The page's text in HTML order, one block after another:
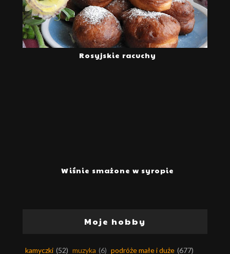
Rosyjskie racuchy
Wiśnie smażone w syropie
Moje hobby
kamyczki (52) muzyka (6) podróże małe i duże (677)